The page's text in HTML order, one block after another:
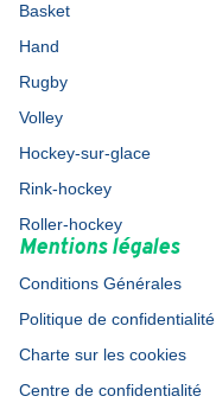
Basket
Hand
Rugby
Volley
Hockey-sur-glace
Rink-hockey
Roller-hockey
Mentions légales
Conditions Générales
Politique de confidentialité
Charte sur les cookies
Centre de confidentialité